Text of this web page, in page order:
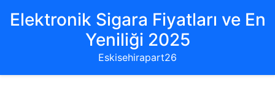
Elektronik Sigara Fiyatları ve En
Yeniliği 2025
Eskisehirapart26